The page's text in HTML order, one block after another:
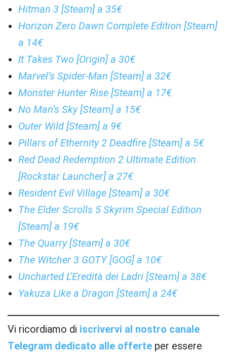
Hitman 3 [Steam] a 35€
Horizon Zero Dawn Complete Edition [Steam]
a 14€
It Takes Two [Origin] a 30€
Marvel’s Spider-Man [Steam] a 32€
Monster Hunter Rise [Steam] a 17€
No Man’s Sky [Steam] a 15€
Outer Wild [Steam] a 9€
Pillars of Ethernity 2 Deadfire [Steam] a 5€
Red Dead Redemption 2 Ultimate Edition
[Rockstar Launcher] a 27€
Resident Evil Village [Steam] a 30€
The Elder Scrolls 5 Skyrim Special Edition
[Steam] a 19€
The Quarry [Steam] a 30€
The Witcher 3 GOTY [GOG] a 10€
Uncharted L’Eredità dei Ladri [Steam] a 38€
Yakuza Like a Dragon [Steam] a 24€
Vi ricordiamo di iscrivervi al nostro canale
Telegram dedicato alle offerte per essere